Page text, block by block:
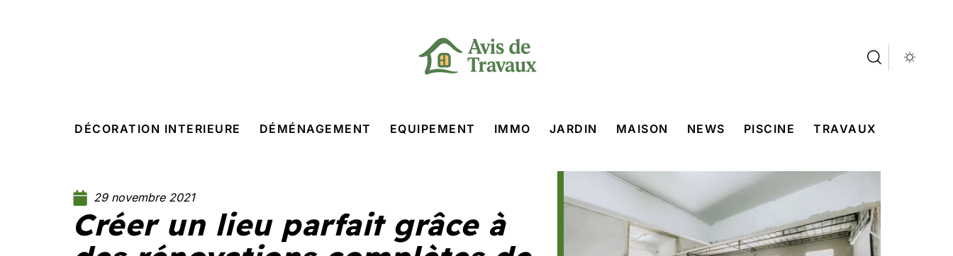
DÉCORATION INTERIEURE DÉMÉNAGEMENT EQUIPEMENT IMMO JARDIN MAISON NEWS PISCINE TRAVAUX
29 novembre 2021
Créer un lieu parfait grâce à